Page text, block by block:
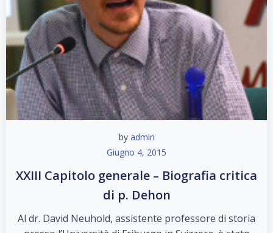
by admin
Giugno 4, 2015
XXIII Capitolo generale – Biografia critica
di p. Dehon
Al dr. David Neuhold, assistente professore di storia